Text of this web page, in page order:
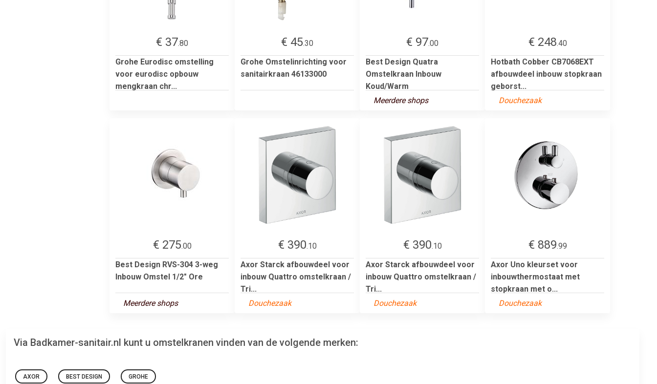
€ 37.80
Grohe Eurodisc omstelling
voor eurodisc opbouw
mengkraan chr...
€ 45.30
Grohe Omstelinrichting voor
sanitairkraan 46133000
€ 97.00
Best Design Quatra
Omstelkraan Inbouw
Koud/Warm
Meerdere shops
€ 248.40
Hotbath Cobber CB7068EXT
afbouwdeel inbouw stopkraan
geborst...
Douchezaak
€ 275.00
Best Design RVS-304 3-weg
Inbouw Omstel 1/2" Ore
Meerdere shops
€ 390.10
Axor Starck afbouwdeel voor
inbouw Quattro omstelkraan /
Tri...
Douchezaak
€ 390.10
Axor Starck afbouwdeel voor
inbouw Quattro omstelkraan /
Tri...
Douchezaak
€ 889.99
Axor Uno kleurset voor
inbouwthermostaat met
stopkraan met o...
Douchezaak
Via Badkamer-sanitair.nl kunt u omstelkranen vinden van de volgende merken:
AXOR BEST DESIGN GROHE